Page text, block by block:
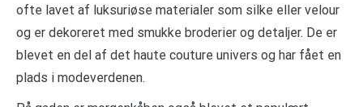
ofte lavet af luksuriøse materialer som silke eller velour
og er dekoreret med smukke broderier og detaljer. De er
blevet en del af det haute couture univers og har fået en
plads i modeverdenen.